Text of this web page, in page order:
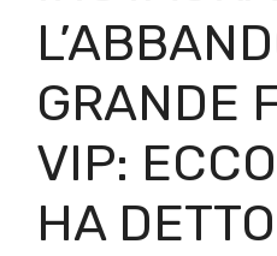
GRANDE
VIP:
HA DETTO